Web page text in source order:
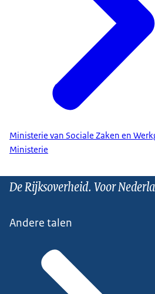
Ministerie van Sociale Zaken en
Ministerie
De Rijksoverheid. Voor
Andere talen